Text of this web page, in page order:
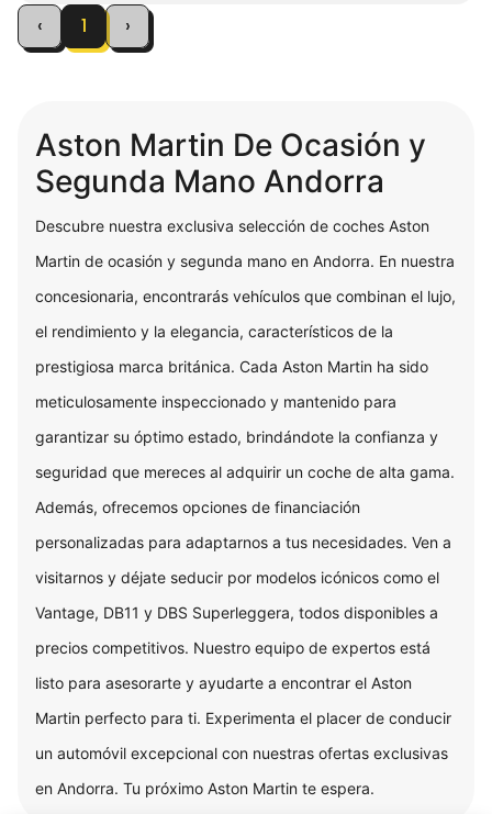
‹ 1 ›
Aston Martin De Ocasión y
Segunda Mano Andorra
Descubre nuestra exclusiva selección de coches Aston
Martin de ocasión y segunda mano en Andorra. En nuestra
concesionaria, encontrarás vehículos que combinan el lujo,
el rendimiento y la elegancia, característicos de la
prestigiosa marca británica. Cada Aston Martin ha sido
meticulosamente inspeccionado y mantenido para
garantizar su óptimo estado, brindándote la confianza y
seguridad que mereces al adquirir un coche de alta gama.
Además, ofrecemos opciones de financiación
personalizadas para adaptarnos a tus necesidades. Ven a
visitarnos y déjate seducir por modelos icónicos como el
Vantage, DB11 y DBS Superleggera, todos disponibles a
precios competitivos. Nuestro equipo de expertos está
listo para asesorarte y ayudarte a encontrar el Aston
Martin perfecto para ti. Experimenta el placer de conducir
un automóvil excepcional con nuestras ofertas exclusivas
en Andorra. Tu próximo Aston Martin te espera.